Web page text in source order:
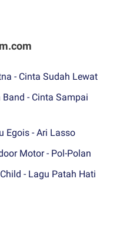
- Cinta Sudah Lewat
- Cinta Sampai
Egois - Ari Lasso
Motor - Pol-Polan
- Lagu Patah Hati